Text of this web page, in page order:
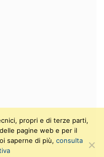
propri e di terze parti,
pagine web e per il
saperne di più, consulta